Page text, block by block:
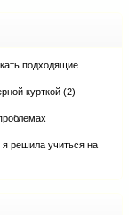
подходящие
курткой (2)
решила учиться на